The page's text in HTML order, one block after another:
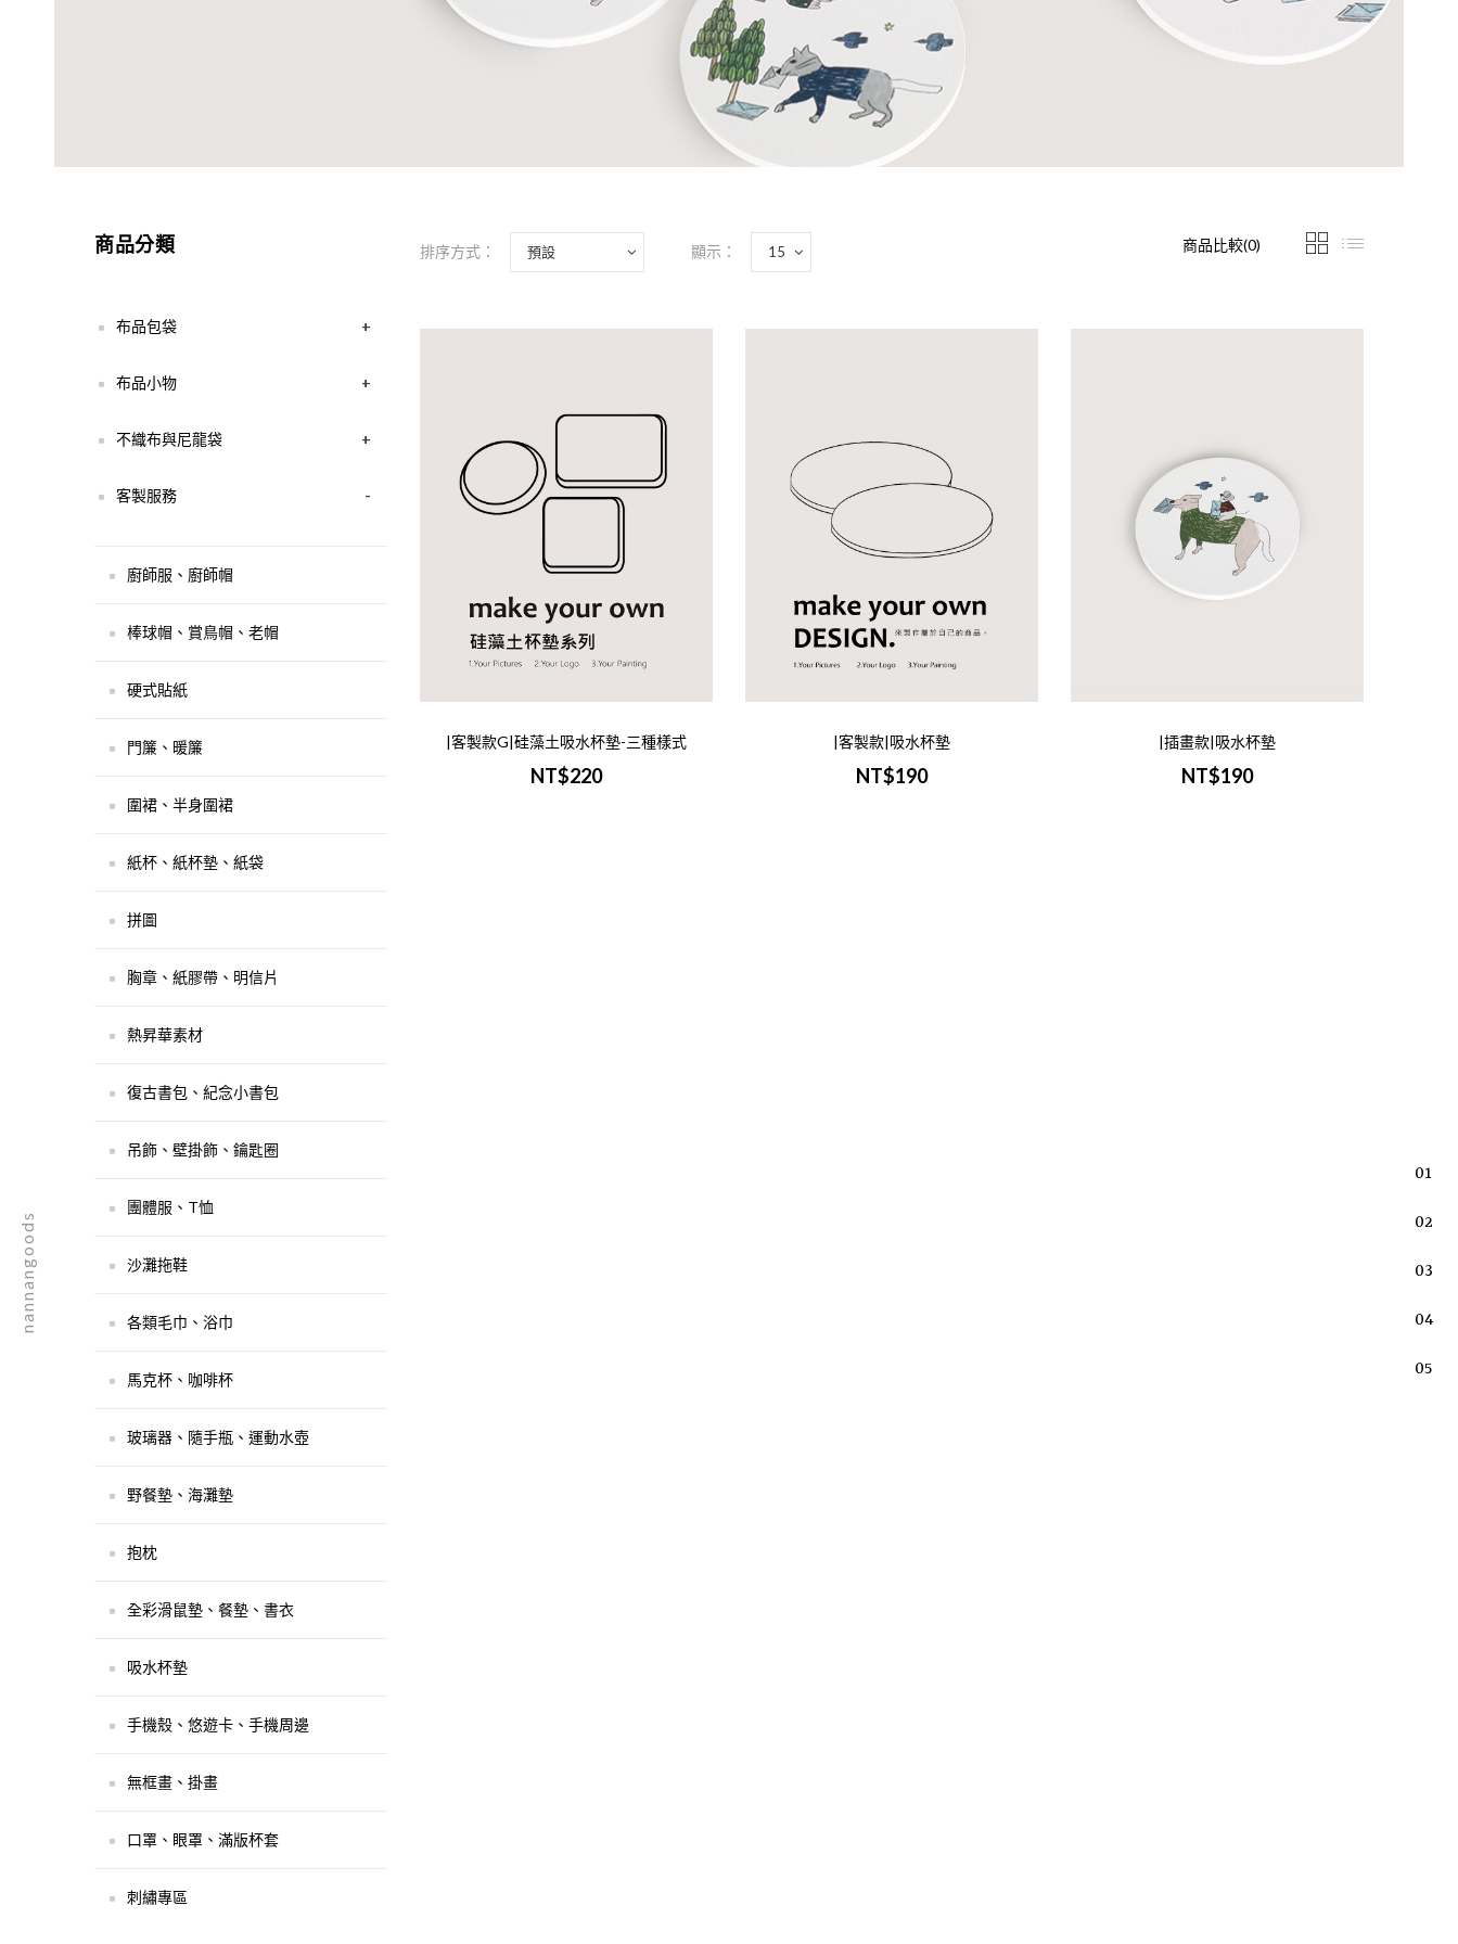
nannangoods
01
02
03
04
05
商品比較(0)
排序方式： 顯示：
-商品介紹-商品名稱：|客製款G| 硅藻土吸水杯墊 - 三種樣式商品樣式 : 方形杯墊 / 長形杯墊 /
圓形杯墊圖稿尺寸：10.4x10.4cm / 8.4x13.4cm ..
|客製款|吸水杯墊
|客製款G|硅藻土吸水杯墊-三種樣式
NT$220
|客製款|吸水杯墊
NT$190
|插畫款|吸水杯墊
NT$190
商品分類
布品包袋 +
布品小物 +
不織布與尼龍袋 +
客製服務 -
廚師服、廚師帽
棒球帽、賞鳥帽、老帽
硬式貼紙
門簾、暖簾
圍裙、半身圍裙
紙杯、紙杯墊、紙袋
拼圖
胸章、紙膠帶、明信片
熱昇華素材
復古書包、紀念小書包
吊飾、壁掛飾、鑰匙圈
團體服、T恤
沙灘拖鞋
各類毛巾、浴巾
馬克杯、咖啡杯
玻璃器、隨手瓶、運動水壺
野餐墊、海灘墊
抱枕
全彩滑鼠墊、餐墊、書衣
吸水杯墊
手機殼、悠遊卡、手機周邊
無框畫、掛畫
口罩、眼罩、滿版杯套
刺繡專區